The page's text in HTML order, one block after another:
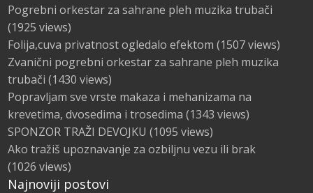
Pogrebni orkestar za sahrane pleh muzika trubači
(1925 views)
Folija,cuva privatnost ogledalo efektom (1507 views)
Zvanični pogrebni orkestar za sahrane pleh muzika
trubači (1430 views)
Popravljam sve vrste makaza i mehanizama na
krevetima, dvosedima i trosedima (1343 views)
SPONZOR TRAŽI DEVOJKU (1095 views)
Ako tražiš upoznavanje za ozbiljnu vezu ili brak
(1026 views)
Najnoviji postovi